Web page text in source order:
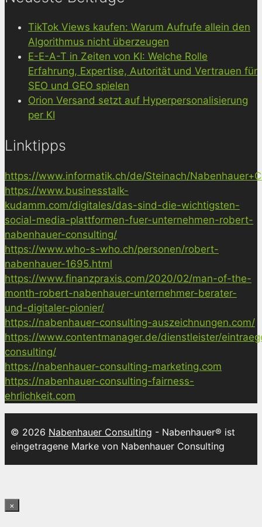
TikTok Views kaufen: Warum Aufrufe allein den
Algorithmus nicht überzeugen
E-E-A-T in Zeiten von KI: Welche Rolle
Erfahrung, Expertise, Autorität und Vertrauen für
SEO und GEO spielen
Orion Versand setzt auf Hyperpersonalisierung
per KI
Linktipps
https://www.informatik.ch/de/Steinach/
https://www.businesstalk-
kudamm.com/digitales/das-sind-die-wichtigsten-
social-media-plattformen-fuer-unternehmen-robert-
nabenhauer-consulting/
https://www.who-s-who.ch/personen/robert-
nabenhauer-1695.html
https://www.finanzpraxis.com/2020/02/man-of-the-
month-robert-nabenhauer-unternehmer-berater-
und-digitaler-pionier/
https://nabenhauer-consulting-auszeichnungen.com/
https://www.contentmanager.de/dienstleister/
consulting/
https://nabenhauer-consulting-marketing.com
https://nabenhauer-consulting-fairness-
ehrlichkeit.com
© 2026 Nabenhauer Consulting - Nabenhauer® ist
eingetragene Marke von Nabenhauer Consulting
×